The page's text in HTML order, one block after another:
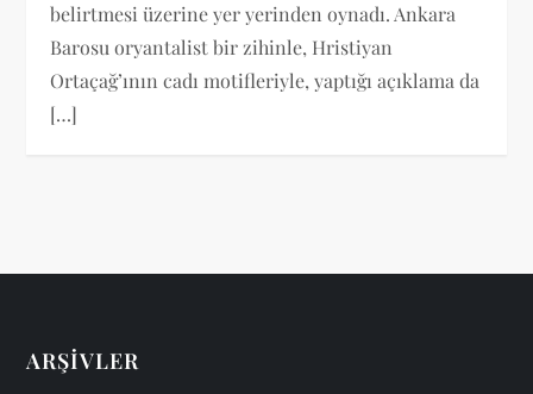
belirtmesi üzerine yer yerinden oynadı. Ankara
Barosu oryantalist bir zihinle, Hristiyan
Ortaçağ’ının cadı motifleriyle, yaptığı açıklama da
[…]
ARŞIVLER